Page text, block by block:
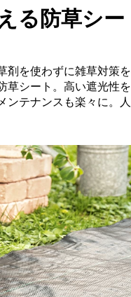
る防草シー
剤を使わずに雑草対策を
草シート。高い遮光性を
ンテナンスも楽々に。人